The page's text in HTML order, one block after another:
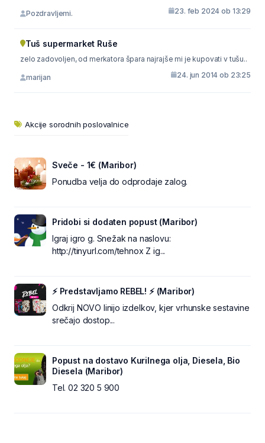
Pozdravljemi. 23. feb 2024 ob 13:29
Tuš supermarket Ruše
zelo zadovoljen, od merkatora špara najrajše mi je kupovati v tušu..
marijan 24. jun 2014 ob 23:25
Akcije sorodnih poslovalnice
Sveče - 1€ (Maribor)
Ponudba velja do odprodaje zalog.
Pridobi si dodaten popust (Maribor)
Igraj igro g. Snežak na naslovu:
http://tinyurl.com/tehnox Z ig...
⚡ Predstavljamo REBEL! ⚡ (Maribor)
Odkrij NOVO linijo izdelkov, kjer vrhunske sestavine
srečajo dostop...
Popust na dostavo Kurilnega olja, Diesela, Bio
Diesela (Maribor)
Tel. 02 320 5 900